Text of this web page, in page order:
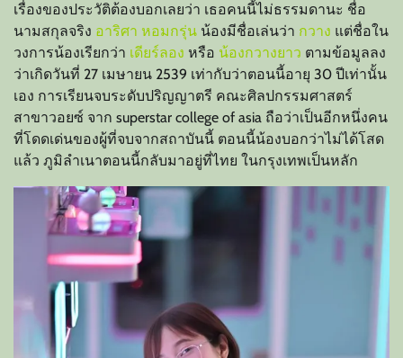
เรื่องของประวัติต้องบอกเลยว่า เธอคนนี้ไม่ธรรมดานะ ชื่อ
นามสกุลจริง อาริศา หอมกรุ่น น้องมีชื่อเล่นว่า กวาง แต่ชื่อใน
วงการน้องเรียกว่า เดียร์ลอง หรือ น้องกวางยาว ตามข้อมูลลง
ว่าเกิดวันที่ 27 เมษายน 2539 เท่ากับว่าตอนนี้อายุ 30 ปีเท่านั้น
เอง การเรียนจบระดับปริญญาตรี คณะศิลปกรรมศาสตร์
สาขาวอยซ์ จาก superstar college of asia ถือว่าเป็นอีกหนึ่งคน
ที่โดดเด่นของผู้ที่จบจากสถาบันนี้ ตอนนี้น้องบอกว่าไม่ได้โสด
แล้ว ภูมิลำเนาตอนนี้กลับมาอยู่ที่ไทย ในกรุงเทพเป็นหลัก